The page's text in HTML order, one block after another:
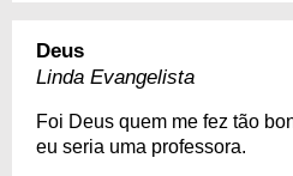
Deus
Linda Evangelista
Foi Deus quem me fez tão
eu seria uma professora.